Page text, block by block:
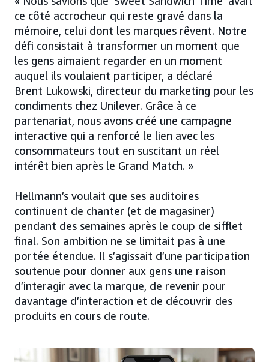
ce côté accrocheur qui reste gravé dans la
mémoire, celui dont les marques rêvent. Notre
défi consistait à transformer un moment que
les gens aimaient regarder en un moment
auquel ils voulaient participer, a déclaré
Brent Lukowski, directeur du marketing pour les
condiments chez Unilever. Grâce à ce
partenariat, nous avons créé une campagne
interactive qui a renforcé le lien avec les
consommateurs tout en suscitant un réel
intérêt bien après le Grand Match. »
Hellmann’s voulait que ses auditoires
continuent de chanter (et de magasiner)
pendant des semaines après le coup de sifflet
final. Son ambition ne se limitait pas à une
portée étendue. Il s’agissait d’une participation
soutenue pour donner aux gens une raison
d’interagir avec la marque, de revenir pour
davantage d’interaction et de découvrir des
produits en cours de route.